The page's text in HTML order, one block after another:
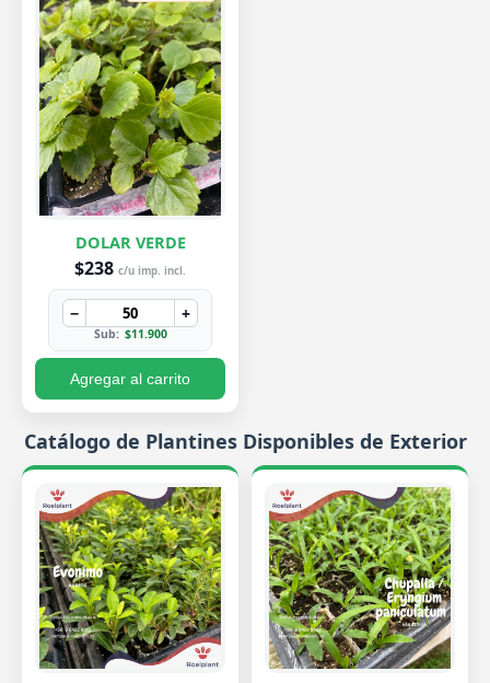
DOLAR VERDE
$238 c/u imp. incl.
− +
Sub: $11.900
Agregar al carrito
Catálogo de Plantines Disponibles de Exterior